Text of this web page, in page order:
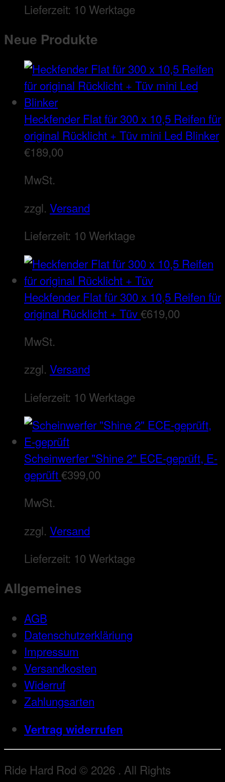
Lieferzeit: 10 Werktage
Neue Produkte
Heckfender Flat für 300 x 10,5 Reifen für
original Rücklicht + Tüv mini Led Blinker
€189,00
MwSt.
zzgl. Versand
Lieferzeit: 10 Werktage
Heckfender Flat für 300 x 10,5 Reifen für
original Rücklicht + Tüv€619,00
MwSt.
zzgl. Versand
Lieferzeit: 10 Werktage
Scheinwerfer "Shine 2" ECE-geprüft, E-
geprüft€399,00
MwSt.
zzgl. Versand
Lieferzeit: 10 Werktage
Allgemeines
AGB
Datenschutzerkläriung
Impressum
Versandkosten
Widerruf
Zahlungsarten
Vertrag widerrufen
Ride Hard Rod © 2026 . All Rights